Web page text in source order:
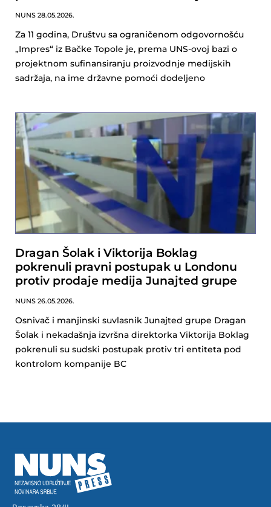
NUNS 28.05.2026.
Za 11 godina, Društvu sa ograničenom odgovornošću
„Impres“ iz Bačke Topole je, prema UNS-ovoj bazi o
projektnom sufinansiranju proizvodnje medijskih
sadržaja, na ime državne pomoći dodeljeno
Dragan Šolak i Viktorija Boklag
pokrenuli pravni postupak u Londonu
protiv prodaje medija Junajted grupe
NUNS 26.05.2026.
Osnivač i manjinski suvlasnik Junajted grupe Dragan
Šolak i nekadašnja izvršna direktorka Viktorija Boklag
pokrenuli su sudski postupak protiv tri entiteta pod
kontrolom kompanije BC